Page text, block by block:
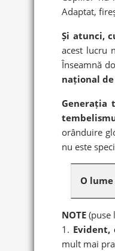
Adaptat,
Și atunci,
acest lucru
Înseamnă
național
Generația
orânduire
nu este
O
NOTE (puse
1. Evident,
mult mai